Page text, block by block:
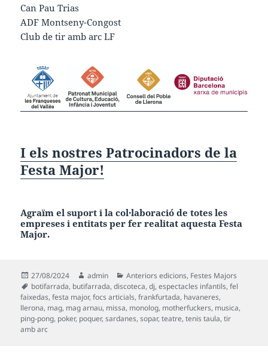
Can Pau Trias
ADF Montseny-Congost
Club de tir amb arc LF
I els nostres Patrocinadors de la
Festa Major!
Agraïm el suport i la col·laboració de totes les
empreses i entitats per fer realitat aquesta Festa
Major.
Publicat
el
27/08/2024 Autor
admin Categories
Anteriors edicions, Festes Majors
Etiquetes
botifarrada, butifarrada,discoteca,dj,espectacles infantils,fel
faixedas,festa major,focs articials,frankfurtada, havaneres,
llerona, mag, mag arnau, missa, monolog, motherfuckers, musica,
ping-pong, poker, poquer,sardanes,sopar,teatre,tenis taula,tir
amb arc